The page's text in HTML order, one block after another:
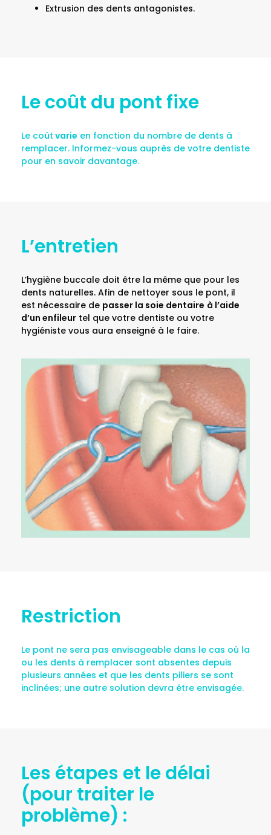
Extrusion des dents antagonistes.
Le coût du pont fixe
Le coût varie en fonction du nombre de dents à
remplacer. Informez-vous auprès de votre dentiste
pour en savoir davantage.
L’entretien
L’hygiène buccale doit être la même que pour les
dents naturelles. Afin de nettoyer sous le pont, il
est nécessaire de passer la soie dentaire à l’aide
d’un enfileur tel que votre dentiste ou votre
hygiéniste vous aura enseigné à le faire.
Restriction
Le pont ne sera pas envisageable dans le cas où la
ou les dents à remplacer sont absentes depuis
plusieurs années et que les dents piliers se sont
inclinées; une autre solution devra être envisagée.
Les étapes et le délai
(pour traiter le
problème) :